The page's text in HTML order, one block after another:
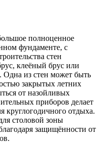
полноценное
фундаменте, с
стен
клеёный брус или
из стен может быть
закрытых летних
от назойливых
приборов делает
отдыха.
столовой зоны
защищённости от